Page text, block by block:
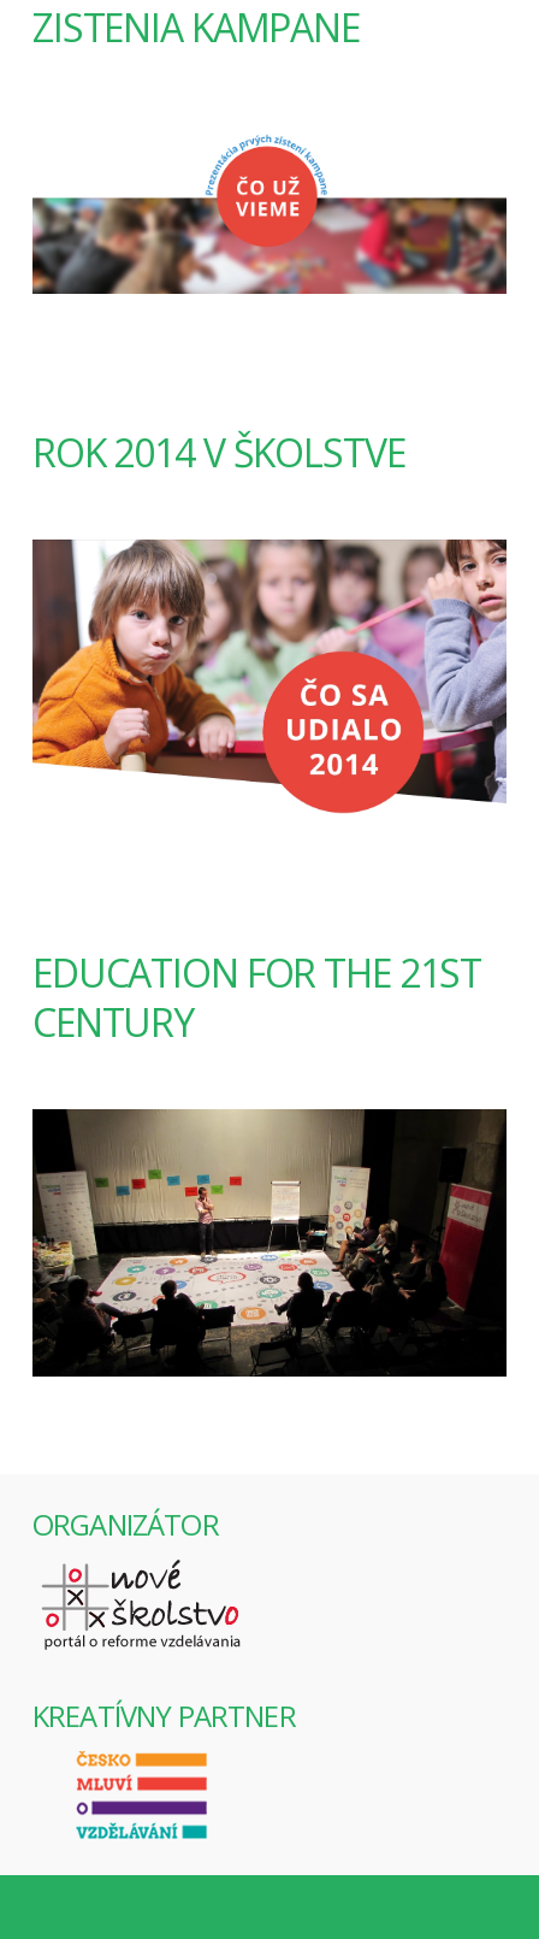
ZISTENIA KAMPANE
ROK 2014 V ŠKOLSTVE
EDUCATION FOR THE 21ST
CENTURY
ORGANIZÁTOR
KREATÍVNY PARTNER